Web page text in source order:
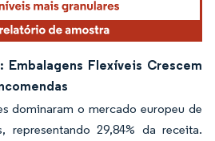
Flexíveis Crescem
dominaram o mercado europeu de
representando 29,84% da receita.